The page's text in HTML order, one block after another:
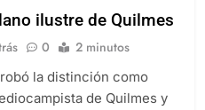
ilustre de Quilmes
0 2 minutos
la distinción como
de Quilmes y